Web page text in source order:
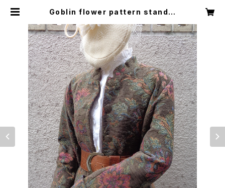
Goblin flower pattern stand c
ドカラー ジャケット | Little Trip t
o Heaven